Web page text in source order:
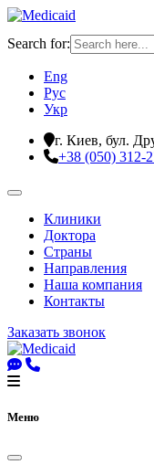
Search for:
Eng
Рус
Укр
г. Киев, бул.
+38 (050) 312-
Клиники
Доктора
Страны
Направления
Наша компания
Контакты
Заказать звонок
Меню